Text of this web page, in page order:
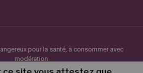
pour la santé, à consommer avec
modération
de l'Origine. Tous droits réservés.